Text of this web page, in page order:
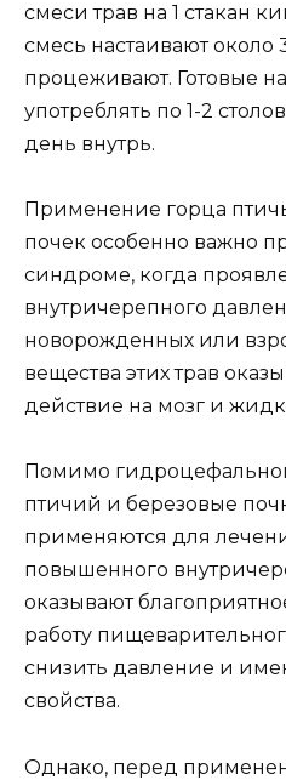
смеси трав на 1 стакан
смесь настаивают около
процеживают. Готовые
употреблять по 1-2
день внутрь.
Применение горца
почек особенно важно
синдроме, когда
внутричерепного
новорожденных или
вещества этих трав
действие на мозг и
Помимо
птичий и березовые
применяются для
повышенного
оказывают
работу
снизить давление и
свойства.
Однако, перед